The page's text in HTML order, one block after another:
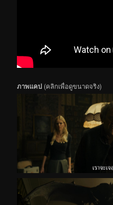
ภาพแคป (คลิกเพื่อดูขนาดจริง)